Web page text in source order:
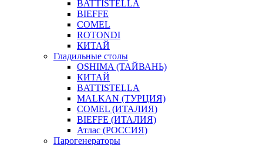
BATTISTELLA
BIEFFE
COMEL
ROTONDI
КИТАЙ
Гладильные столы
OSHIMA (ТАЙВАНЬ)
КИТАЙ
BATTISTELLA
MALKAN (ТУРЦИЯ)
COMEL (ИТАЛИЯ)
BIEFFE (ИТАЛИЯ)
Атлас (РОССИЯ)
Парогенераторы